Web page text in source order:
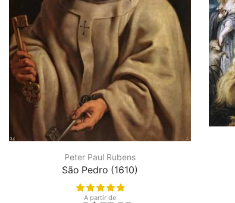
Peter Paul Rubens
São Pedro (1610)
A partir de